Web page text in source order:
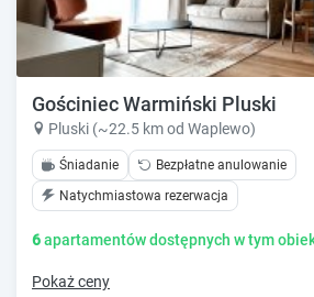
Gościniec Warmiński Pluski
Pluski (~22.5 km od Waplewo)
Śniadanie
Bezpłatne anulowanie
Natychmiastowa rezerwacja
6apartamentów dostępnych w tym
Pokaż ceny